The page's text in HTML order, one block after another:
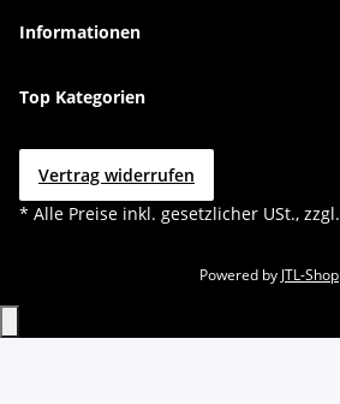
Informationen
Top Kategorien
Vertrag widerrufen
* Alle Preise inkl. gesetzlicher USt., zzgl.
Powered by JTL-Shop